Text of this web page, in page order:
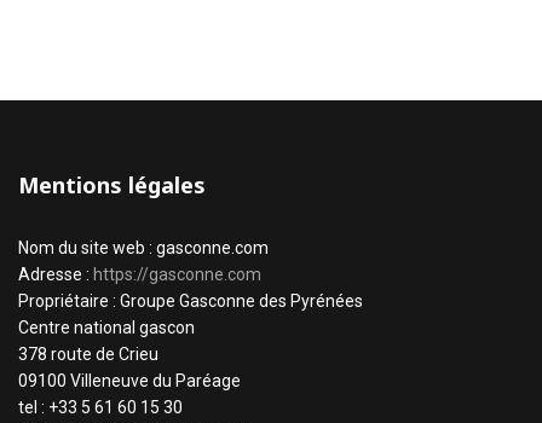
Mentions légales
Nom du site web : gasconne.com
Adresse : https://gasconne.com
Propriétaire : Groupe Gasconne des Pyrénées
Centre national gascon
378 route de Crieu
09100 Villeneuve du Paréage
tel : +33 5 61 60 15 30